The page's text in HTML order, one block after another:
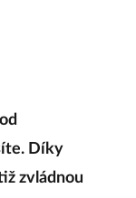
Díky
zvládnou